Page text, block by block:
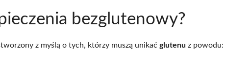
bezglutenowy?
z myślą o tych, którzy muszą unikać glutenu z powodu: